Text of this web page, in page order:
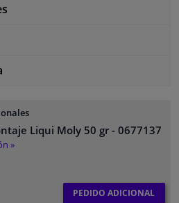
Liqui Moly 50 gr- 0677137
»
PEDIDO ADICIONAL